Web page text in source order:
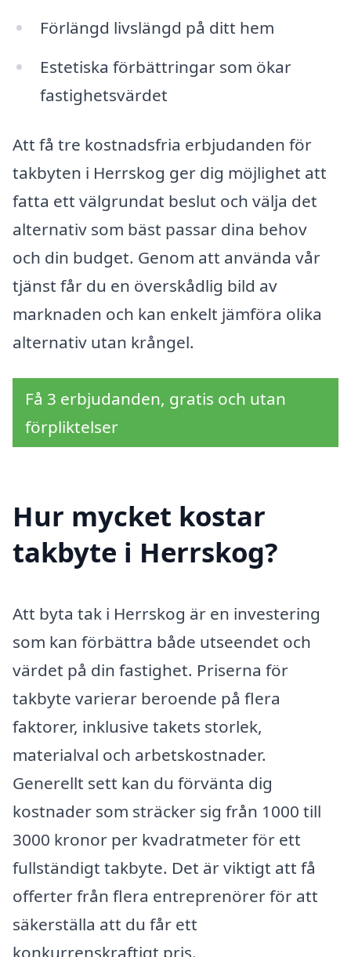
Förlängd livslängd på ditt hem
Estetiska förbättringar som ökar
fastighetsvärdet
Att få tre kostnadsfria erbjudanden för
takbyten i Herrskog ger dig möjlighet att
fatta ett välgrundat beslut och välja det
alternativ som bäst passar dina behov
och din budget. Genom att använda vår
tjänst får du en överskådlig bild av
marknaden och kan enkelt jämföra olika
alternativ utan krångel.
Få 3 erbjudanden, gratis och utan
förpliktelser
Hur mycket kostar
takbyte i Herrskog?
Att byta tak i Herrskog är en investering
som kan förbättra både utseendet och
värdet på din fastighet. Priserna för
takbyte varierar beroende på flera
faktorer, inklusive takets storlek,
materialval och arbetskostnader.
Generellt sett kan du förvänta dig
kostnader som sträcker sig från 1000 till
3000 kronor per kvadratmeter för ett
fullständigt takbyte. Det är viktigt att få
offerter från flera entreprenörer för att
säkerställa att du får ett
konkurrenskraftigt pris.